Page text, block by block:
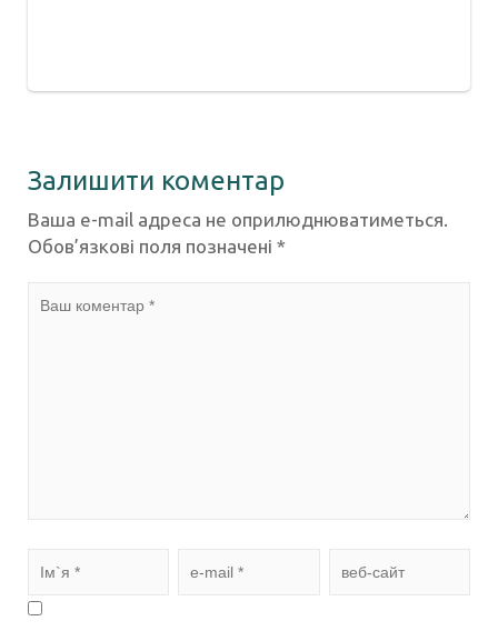
Залишити коментар
Ваша e-mail адреса не оприлюднюватиметься.
Обов’язкові поля позначені *